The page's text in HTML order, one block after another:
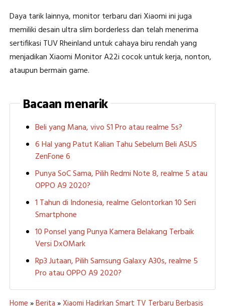
Daya tarik lainnya, monitor terbaru dari Xiaomi ini juga
memiliki desain ultra slim borderless dan telah menerima
sertifikasi TUV Rheinland untuk cahaya biru rendah yang
menjadikan Xiaomi Monitor A22i cocok untuk kerja, nonton,
ataupun bermain game.
Bacaan menarik
Beli yang Mana, vivo S1 Pro atau realme 5s?
6 Hal yang Patut Kalian Tahu Sebelum Beli ASUS
ZenFone 6
Punya SoC Sama, Pilih Redmi Note 8, realme 5 atau
OPPO A9 2020?
1 Tahun di Indonesia, realme Gelontorkan 10 Seri
Smartphone
10 Ponsel yang Punya Kamera Belakang Terbaik
Versi DxOMark
Rp3 Jutaan, Pilih Samsung Galaxy A30s, realme 5
Pro atau OPPO A9 2020?
Home »Berita »Xiaomi Hadirkan Smart TV Terbaru Berbasis